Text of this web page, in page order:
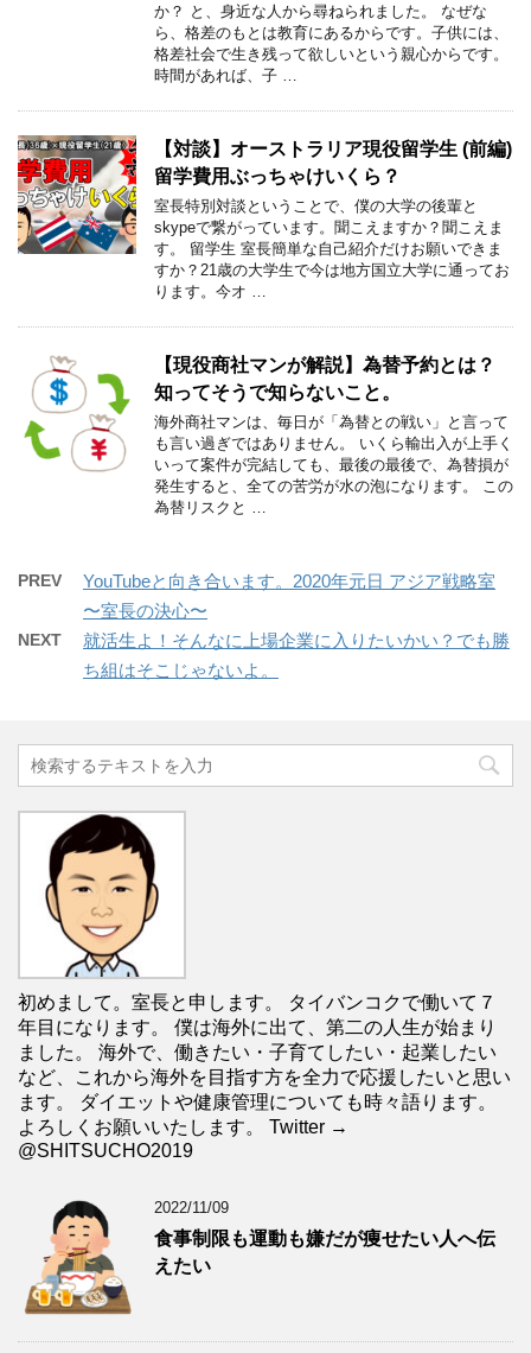
か？ と、身近な人から尋ねられました。 なぜな
ら、格差のもとは教育にあるからです。子供には、
格差社会で生き残って欲しいという親心からです。
時間があれば、子 …
【対談】オーストラリア現役留学生 (前編)
留学費用ぶっちゃけいくら？
室長特別対談ということで、僕の大学の後輩と
skypeで繋がっています。聞こえますか？聞こえま
す。 留学生 室長簡単な自己紹介だけお願いできま
すか？21歳の大学生で今は地方国立大学に通ってお
ります。今オ …
【現役商社マンが解説】為替予約とは？
知ってそうで知らないこと。
海外商社マンは、毎日が「為替との戦い」と言って
も言い過ぎではありません。 いくら輸出入が上手く
いって案件が完結しても、最後の最後で、為替損が
発生すると、全ての苦労が水の泡になります。 この
為替リスクと …
PREV
YouTubeと向き合います。2020年元日 アジア戦略室
〜室長の決心〜
NEXT
就活生よ！そんなに上場企業に入りたいかい？でも勝
ち組はそこじゃないよ。
初めまして。室長と申します。 タイバンコクで働いて７
年目になります。 僕は海外に出て、第二の人生が始まり
ました。 海外で、働きたい・子育てしたい・起業したい
など、これから海外を目指す方を全力で応援したいと思い
ます。 ダイエットや健康管理についても時々語ります。
よろしくお願いいたします。 Twitter →
@SHITSUCHO2019
2022/11/09
食事制限も運動も嫌だが痩せたい人へ伝
えたい